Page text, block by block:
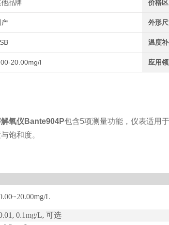
他品牌 价格
产 外形
温度
20.00mg/l 应用
氧仪 Bante904P包含5项测量功能，仪表适用
饱和度。
L
0.1mg/L, 可选